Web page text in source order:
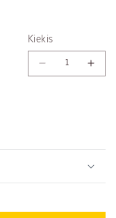
Kiekis
Sumažinti